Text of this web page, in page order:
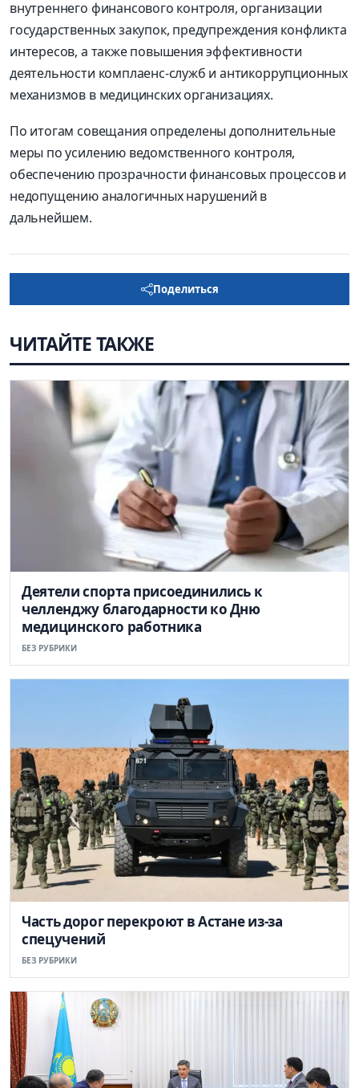
внутреннего финансового контроля, организации
государственных закупок, предупреждения конфликта
интересов, а также повышения эффективности
деятельности комплаенс-служб и антикоррупционных
механизмов в медицинских организациях.
По итогам совещания определены дополнительные
меры по усилению ведомственного контроля,
обеспечению прозрачности финансовых процессов и
недопущению аналогичных нарушений в
дальнейшем.
Поделиться
ЧИТАЙТЕ ТАКЖЕ
Деятели спорта присоединились к
челленджу благодарности ко Дню
медицинского работника
БЕЗ РУБРИКИ
Часть дорог перекроют в Астане из-за
спецучений
БЕЗ РУБРИКИ